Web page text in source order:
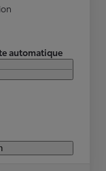
automatique